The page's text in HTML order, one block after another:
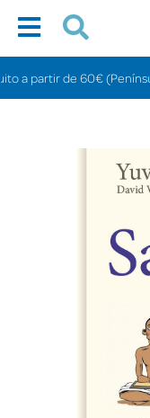
de 60€ (Península).